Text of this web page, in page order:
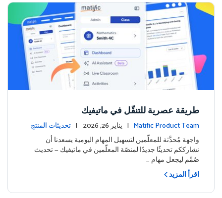
طريقة عصرية للتنقّل في ماتيفيك
Matific Product Team | يناير 26, 2026 |
تحديثات المنتج
واجهة مُحدَّثة للمعلّمين لتسهيل المهام اليومية يسعدنا أن
نشارككم تحديثًا جديدًا لمنصّة المعلّمين في ماتيفيك — تحديث
صُمِّم ليجعل مهام …
اقرأ المزيد